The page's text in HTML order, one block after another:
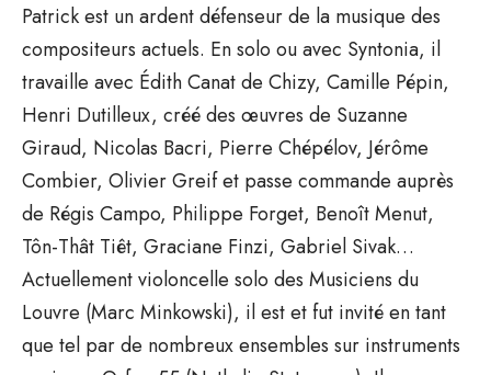
Patrick est un ardent défenseur de la musique des
compositeurs actuels. En solo ou avec Syntonia, il
travaille avec Édith Canat de Chizy, Camille Pépin,
Henri Dutilleux, créé des œuvres de Suzanne
Giraud, Nicolas Bacri, Pierre Chépélov, Jérôme
Combier, Olivier Greif et passe commande auprès
de Régis Campo, Philippe Forget, Benoît Menut,
Tôn-Thât Tiêt, Graciane Finzi, Gabriel Sivak…
Actuellement violoncelle solo des Musiciens du
Louvre (Marc Minkowski), il est et fut invité en tant
que tel par de nombreux ensembles sur instruments